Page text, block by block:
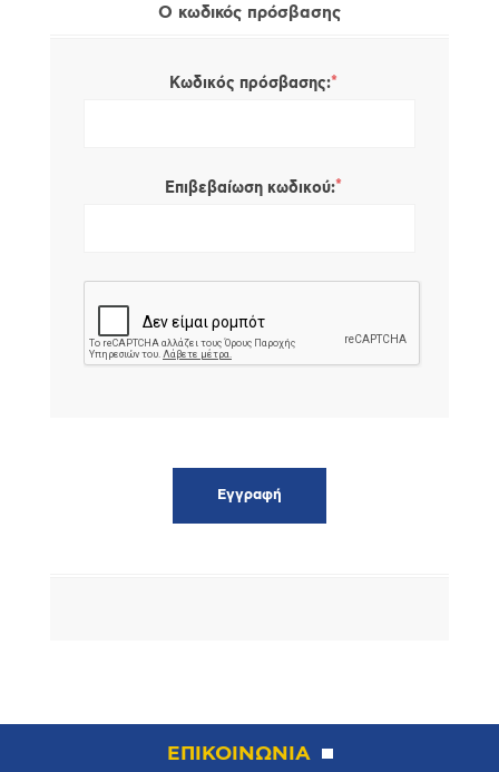
Ο κωδικός πρόσβασης
Κωδικός πρόσβασης:*
Επιβεβαίωση κωδικού:*
ΕΠΙΚΟΙΝΩΝΙΑ